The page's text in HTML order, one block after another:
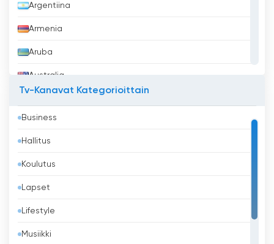
Argentiina
Armenia
Aruba
Australia
Bahrain
Bangladesh
Barbados
Belgia
Belize
Benin
Tv-Kanavat Kategorioittain
Business
Hallitus
Koulutus
Lapset
Lifestyle
Musiikki